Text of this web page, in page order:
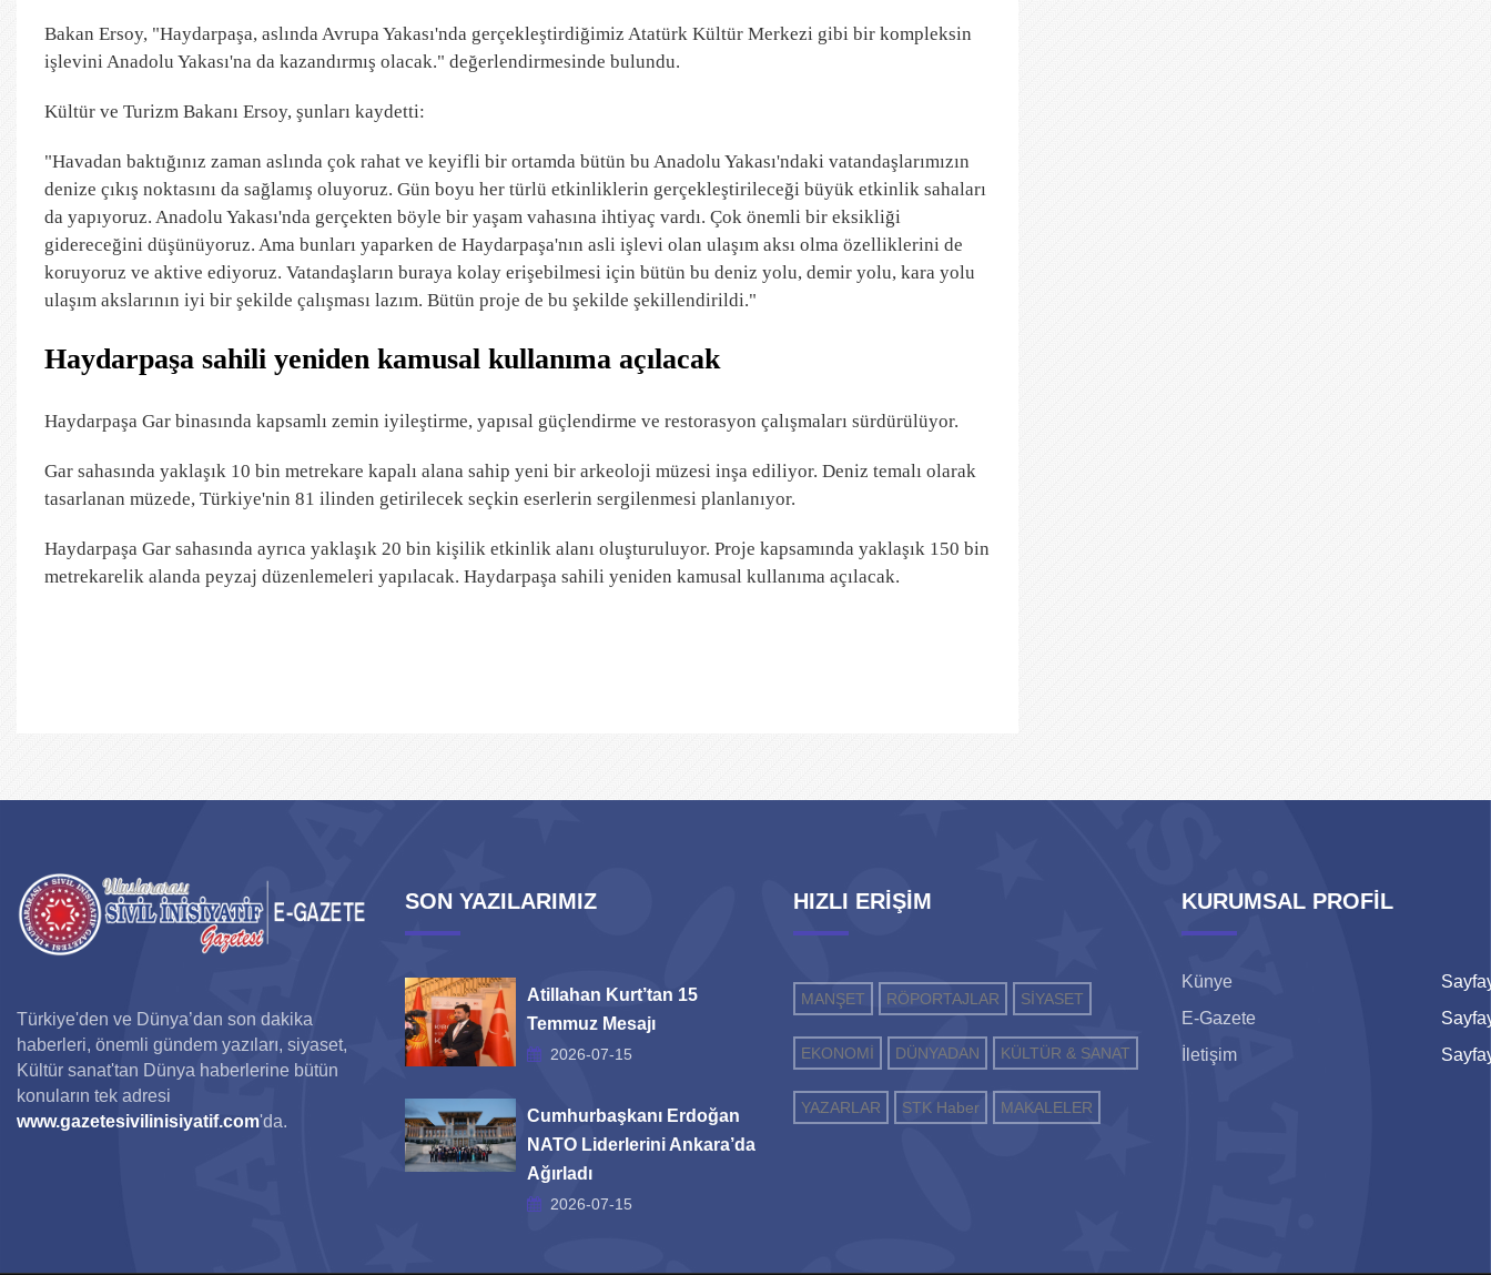
Bakan Ersoy, "Haydarpaşa, aslında Avrupa Yakası'nda gerçekleştirdiğimiz Atatürk Kültür Merkezi gibi bir kompleksin
işlevini Anadolu Yakası'na da kazandırmış olacak." değerlendirmesinde bulundu.
Kültür ve Turizm Bakanı Ersoy, şunları kaydetti:
"Havadan baktığınız zaman aslında çok rahat ve keyifli bir ortamda bütün bu Anadolu Yakası'ndaki vatandaşlarımızın
denize çıkış noktasını da sağlamış oluyoruz. Gün boyu her türlü etkinliklerin gerçekleştirileceği büyük etkinlik sahaları
da yapıyoruz. Anadolu Yakası'nda gerçekten böyle bir yaşam vahasına ihtiyaç vardı. Çok önemli bir eksikliği
gidereceğini düşünüyoruz. Ama bunları yaparken de Haydarpaşa'nın asli işlevi olan ulaşım aksı olma özelliklerini de
koruyoruz ve aktive ediyoruz. Vatandaşların buraya kolay erişebilmesi için bütün bu deniz yolu, demir yolu, kara yolu
ulaşım akslarının iyi bir şekilde çalışması lazım. Bütün proje de bu şekilde şekillendirildi."
Haydarpaşa sahili yeniden kamusal kullanıma açılacak
Haydarpaşa Gar binasında kapsamlı zemin iyileştirme, yapısal güçlendirme ve restorasyon çalışmaları sürdürülüyor.
Gar sahasında yaklaşık 10 bin metrekare kapalı alana sahip yeni bir arkeoloji müzesi inşa ediliyor. Deniz temalı olarak
tasarlanan müzede, Türkiye'nin 81 ilinden getirilecek seçkin eserlerin sergilenmesi planlanıyor.
Haydarpaşa Gar sahasında ayrıca yaklaşık 20 bin kişilik etkinlik alanı oluşturuluyor. Proje kapsamında yaklaşık 150 bin
metrekarelik alanda peyzaj düzenlemeleri yapılacak. Haydarpaşa sahili yeniden kamusal kullanıma açılacak.
Türkiye'den ve Dünya’dan son dakika
haberleri, önemli gündem yazıları, siyaset,
Kültür sanat'tan Dünya haberlerine bütün
konuların tek adresi
www.gazetesivilinisiyatif.com'da.
SON YAZILARIMIZ
Atillahan Kurt’tan 15
Temmuz Mesajı
2026-07-15
Cumhurbaşkanı Erdoğan
NATO Liderlerini Ankara’da
Ağırladı
2026-07-15
HIZLI ERİŞİM
MANŞET RÖPORTAJLAR SİYASET
EKONOMİ DÜNYADAN KÜLTÜR & SANAT
YAZARLAR STK Haber MAKALELER
KURUMSAL PROFİL
Künye
E-Gazete
İletişim